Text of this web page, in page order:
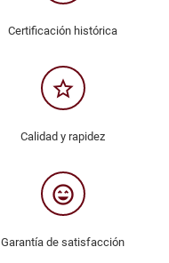
Certificación histórica
star_border
Calidad y rapidez
sentiment_very_satisfied
Garantía de satisfacción